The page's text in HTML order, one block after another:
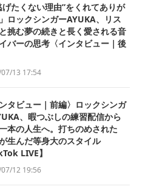
げたくない理由”をくれてありが
ロックシンガーAYUKA、リス
挑む夢の続きと長く愛される音
バーの思考〈インタビュー｜後
13 17:54
ンタビュー｜前編〉ロックシンガ
、暇つぶしの練習配信から
本の人生へ。打ちのめされた
生んだ等身大のスタイル
LIVE】
12 19:56